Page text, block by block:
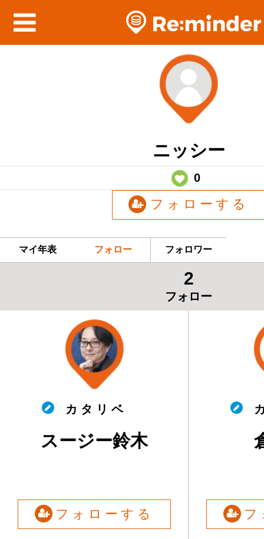
ニッシー
0
フォローする
マイ年表 フォロー フォロワー
2
フォロー
カ タ リ ベ
スージー鈴木
フォローする